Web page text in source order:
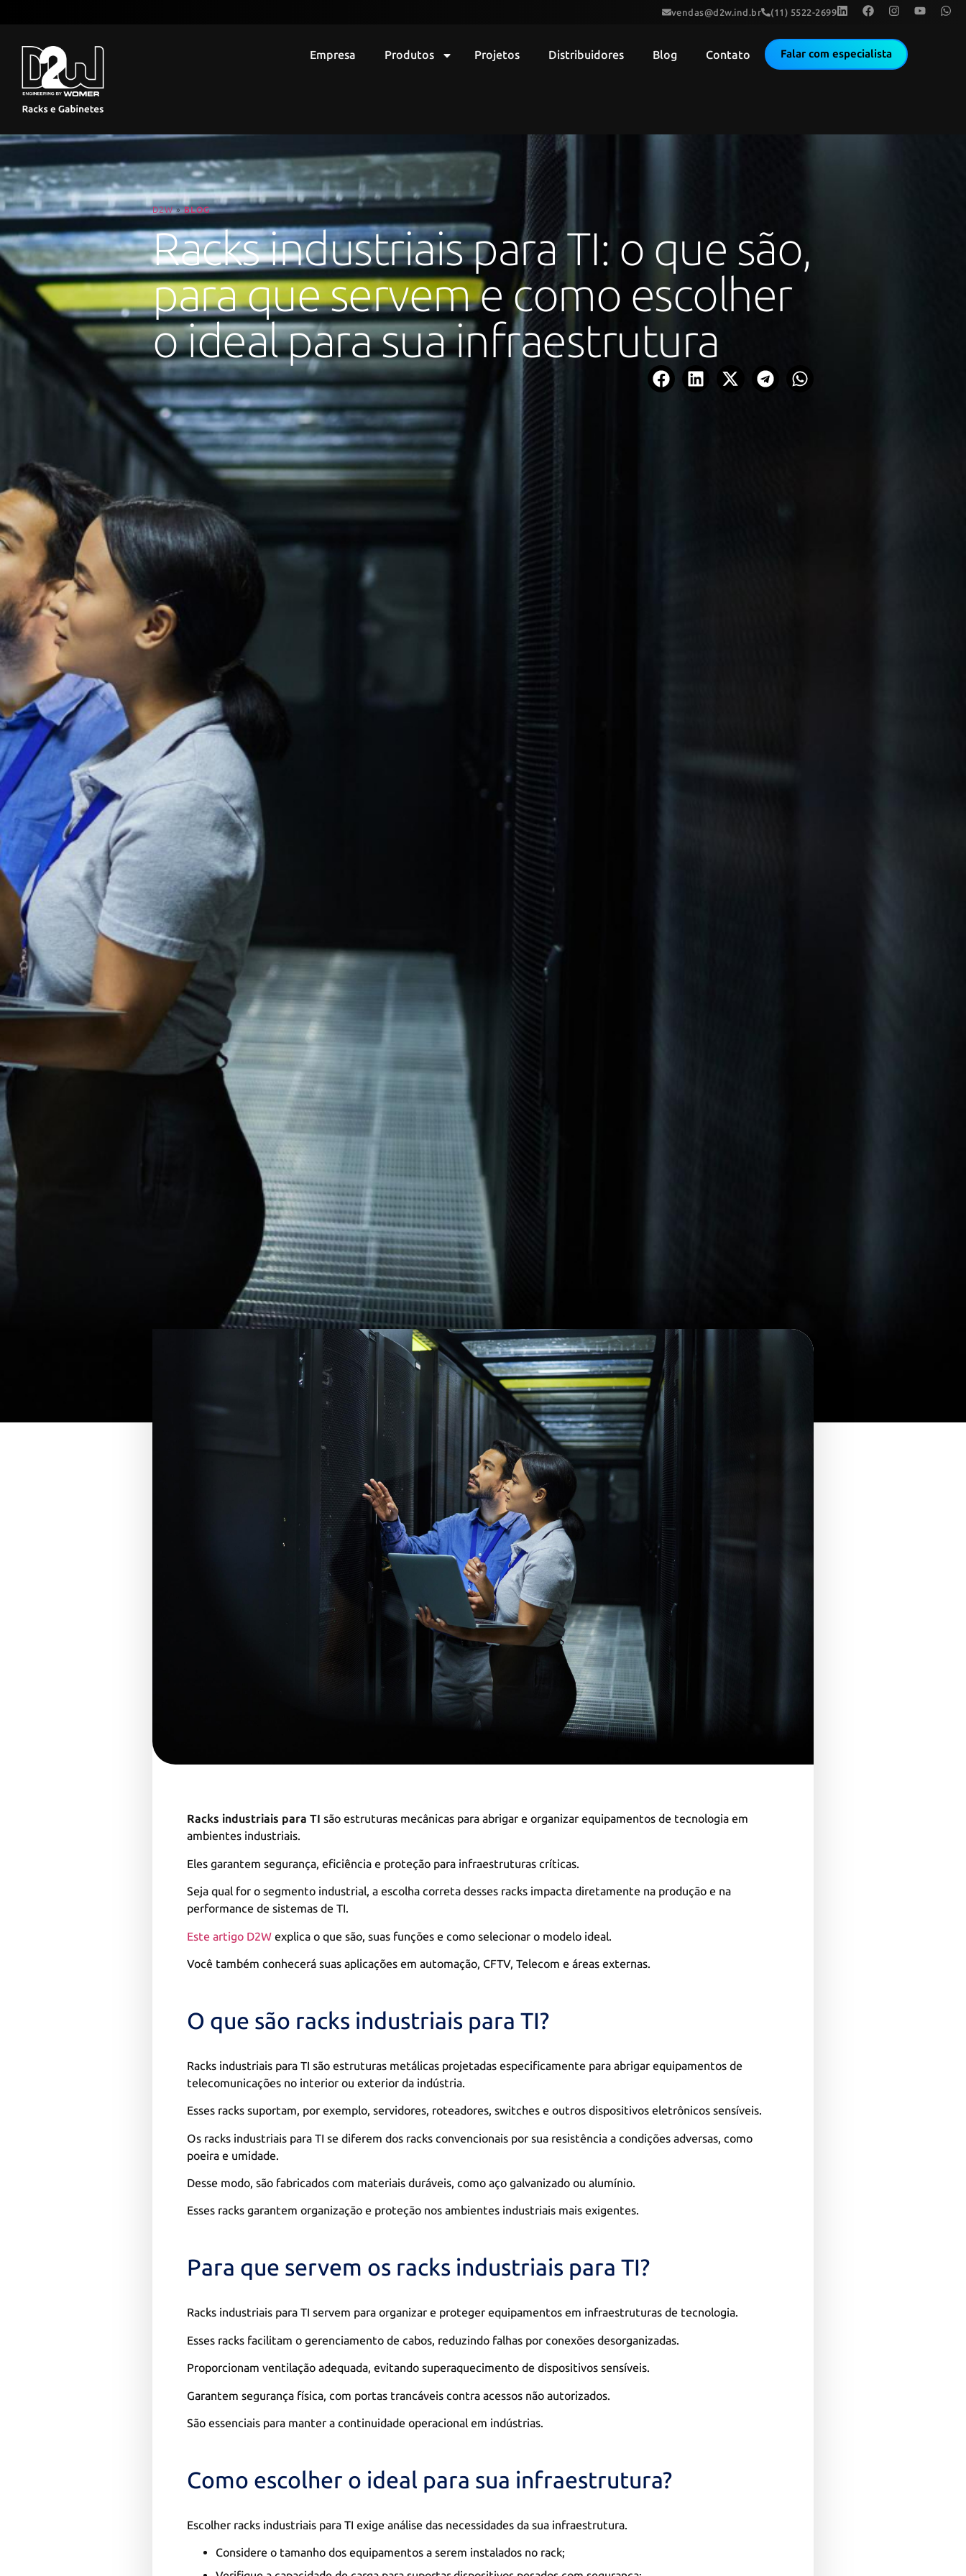
vendas@d2w.ind.br (11) 5522-2699
Empresa Produtos Projetos Distribuidores Blog Contato Falar com especialista
D2W»BLOG
Racks industriais para TI: o que são,
para que servem e como escolher
o ideal para sua infraestrutura
Racks industriais para TI são estruturas mecânicas para abrigar e organizar equipamentos de tecnologia em
ambientes industriais.
Eles garantem segurança, eficiência e proteção para infraestruturas críticas.
Seja qual for o segmento industrial, a escolha correta desses racks impacta diretamente na produção e na
performance de sistemas de TI.
Este artigo D2W explica o que são, suas funções e como selecionar o modelo ideal.
Você também conhecerá suas aplicações em automação, CFTV, Telecom e áreas externas.
O que são racks industriais para TI?
Racks industriais para TI são estruturas metálicas projetadas especificamente para abrigar equipamentos de
telecomunicações no interior ou exterior da indústria.
Esses racks suportam, por exemplo, servidores, roteadores, switches e outros dispositivos eletrônicos sensíveis.
Os racks industriais para TI se diferem dos racks convencionais por sua resistência a condições adversas, como
poeira e umidade.
Desse modo, são fabricados com materiais duráveis, como aço galvanizado ou alumínio.
Esses racks garantem organização e proteção nos ambientes industriais mais exigentes.
Para que servem os racks industriais para TI?
Racks industriais para TI servem para organizar e proteger equipamentos em infraestruturas de tecnologia.
Esses racks facilitam o gerenciamento de cabos, reduzindo falhas por conexões desorganizadas.
Proporcionam ventilação adequada, evitando superaquecimento de dispositivos sensíveis.
Garantem segurança física, com portas trancáveis contra acessos não autorizados.
São essenciais para manter a continuidade operacional em indústrias.
Como escolher o ideal para sua infraestrutura?
Escolher racks industriais para TI exige análise das necessidades da sua infraestrutura.
Considere o tamanho dos equipamentos a serem instalados no rack;